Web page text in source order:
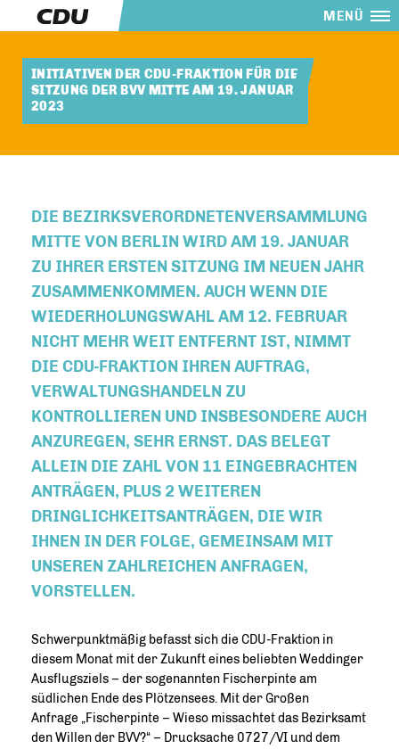
MENÜ
INITIATIVEN DER CDU-FRAKTION FÜR DIE
SITZUNG DER BVV MITTE AM 19. JANUAR
2023
DIE BEZIRKSVERORDNETENVERSAMMLUNG
MITTE VON BERLIN WIRD AM 19. JANUAR
ZU IHRER ERSTEN SITZUNG IM NEUEN JAHR
ZUSAMMENKOMMEN. AUCH WENN DIE
WIEDERHOLUNGSWAHL AM 12. FEBRUAR
NICHT MEHR WEIT ENTFERNT IST, NIMMT
DIE CDU-FRAKTION IHREN AUFTRAG,
VERWALTUNGSHANDELN ZU
KONTROLLIEREN UND INSBESONDERE AUCH
ANZUREGEN, SEHR ERNST. DAS BELEGT
ALLEIN DIE ZAHL VON 11 EINGEBRACHTEN
ANTRÄGEN, PLUS 2 WEITEREN
DRINGLICHKEITSANTRÄGEN, DIE WIR
IHNEN IN DER FOLGE, GEMEINSAM MIT
UNSEREN ZAHLREICHEN ANFRAGEN,
VORSTELLEN.
Schwerpunktmäßig befasst sich die CDU-Fraktion in
diesem Monat mit der Zukunft eines beliebten Weddinger
Ausflugsziels – der sogenannten Fischerpinte am
südlichen Ende des Plötzensees. Mit der Großen
Anfrage „Fischerpinte – Wieso missachtet das Bezirksamt
den Willen der BVV?“ – Drucksache 0727/VI und dem